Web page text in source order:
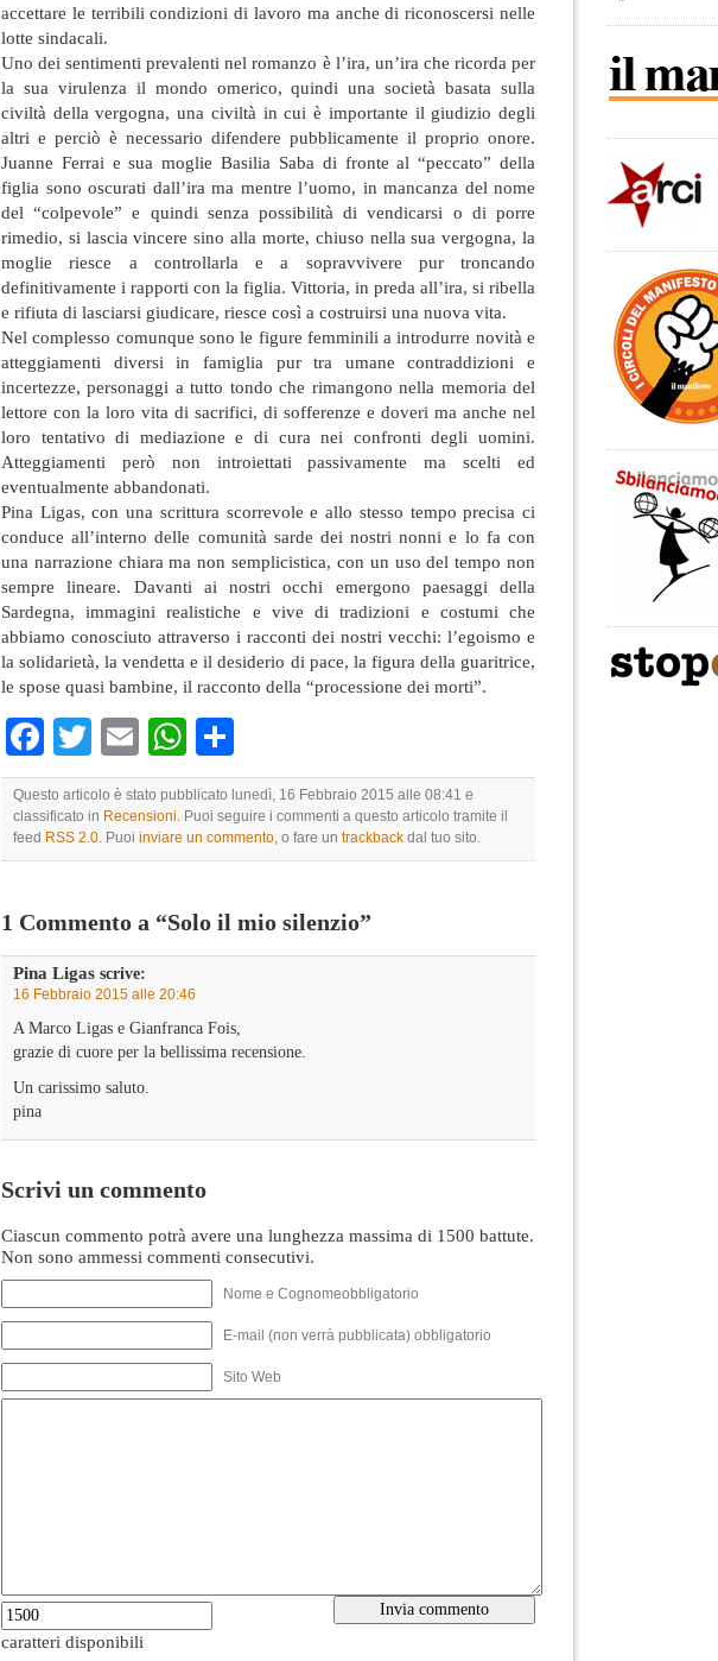
accettare le terribili condizioni di lavoro ma anche di riconoscersi nelle
lotte sindacali.
Uno dei sentimenti prevalenti nel romanzo è l’ira, un’ira che ricorda per
la sua virulenza il mondo omerico, quindi una società basata sulla
civiltà della vergogna, una civiltà in cui è importante il giudizio degli
altri e perciò è necessario difendere pubblicamente il proprio onore.
Juanne Ferrai e sua moglie Basilia Saba di fronte al “peccato” della
figlia sono oscurati dall’ira ma mentre l’uomo, in mancanza del nome
del “colpevole” e quindi senza possibilità di vendicarsi o di porre
rimedio, si lascia vincere sino alla morte, chiuso nella sua vergogna, la
moglie riesce a controllarla e a sopravvivere pur troncando
definitivamente i rapporti con la figlia. Vittoria, in preda all’ira, si ribella
e rifiuta di lasciarsi giudicare, riesce così a costruirsi una nuova vita.
Nel complesso comunque sono le figure femminili a introdurre novità e
atteggiamenti diversi in famiglia pur tra umane contraddizioni e
incertezze, personaggi a tutto tondo che rimangono nella memoria del
lettore con la loro vita di sacrifici, di sofferenze e doveri ma anche nel
loro tentativo di mediazione e di cura nei confronti degli uomini.
Atteggiamenti però non introiettati passivamente ma scelti ed
eventualmente abbandonati.
Pina Ligas, con una scrittura scorrevole e allo stesso tempo precisa ci
conduce all’interno delle comunità sarde dei nostri nonni e lo fa con
una narrazione chiara ma non semplicistica, con un uso del tempo non
sempre lineare. Davanti ai nostri occhi emergono paesaggi della
Sardegna, immagini realistiche e vive di tradizioni e costumi che
abbiamo conosciuto attraverso i racconti dei nostri vecchi: l’egoismo e
la solidarietà, la vendetta e il desiderio di pace, la figura della guaritrice,
le spose quasi bambine, il racconto della “processione dei morti”.
Facebook
TwitterEmailWhatsApp
Questo articolo è stato pubblicato lunedì, 16 Febbraio 2015 alle 08:41 e
classificato in Recensioni. Puoi seguire i commenti a questo articolo tramite il
feed RSS 2.0. Puoi inviare un commento, o fare un trackback dal tuo sito.
1 Commento a “Solo il mio silenzio”
Pina Ligas scrive:
16 Febbraio 2015 alle 20:46
A Marco Ligas e Gianfranca Fois,
grazie di cuore per la bellissima recensione.
Un carissimo saluto.
pina
Scrivi un commento
Ciascun commento potrà avere una lunghezza massima di 1500 battute.
Non sono ammessi commenti consecutivi.
Nome e Cognomeobbligatorio
E-mail (non verrà pubblicata) obbligatorio
Sito Web
caratteri disponibili